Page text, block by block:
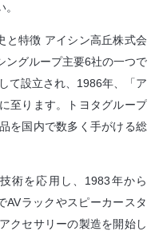
と特徴 アイシン高丘株式会
ングループ主要6社の一つで
て設立され、1986年、「ア
至ります。トヨタグループ
を国内で数多く手がける総
術を応用し、1983年から
AVラックやスピーカースタ
クセサリーの製造を開始し